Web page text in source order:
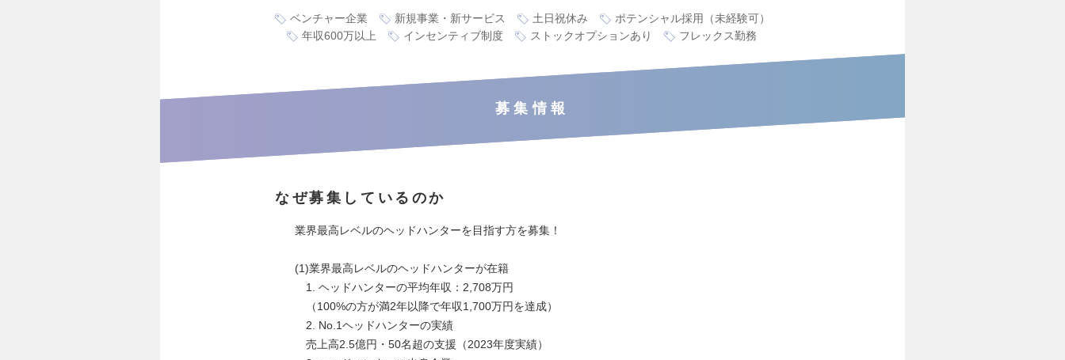
ベンチャー企業 新規事業・新サービス 土日祝休み
ポテンシャル採用（未経験可）
年収600万以上
インセンティブ制度 ストックオプションあり フレックス勤務
募集情報
なぜ募集しているのか
業界最高レベルのヘッドハンターを目指す方を募集！
(1)業界最高レベルのヘッドハンターが在籍
1. ヘッドハンターの平均年収：2,708万円
（100%の方が満2年以降で年収1,700万円を達成）
2. No.1ヘッドハンターの実績
売上高2.5億円・50名超の支援（2023年度実績）